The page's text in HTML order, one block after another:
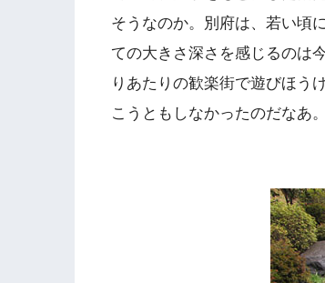
そうなのか。別府は、若い頃
ての大きさ深さを感じるのは
りあたりの歓楽街で遊びほう
こうともしなかったのだなあ。